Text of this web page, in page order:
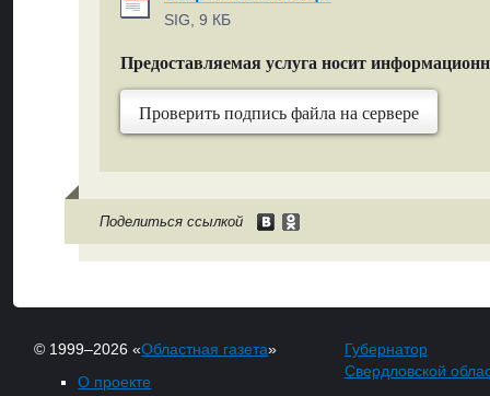
SIG, 9 КБ
Предоставляемая услуга носит
Проверить подпись файла на сервере
Поделиться ссылкой
© 1999–2026 «Областная газета»
О проекте
Губернатор
Свердловской